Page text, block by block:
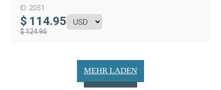
ID: 2051
$ 114.95
$ 124.95
MEHR LADEN